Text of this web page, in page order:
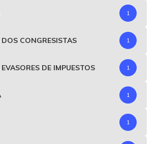
1
CONGRESISTAS 1
DE IMPUESTOS 1
1
1